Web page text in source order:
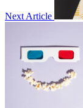
Next Article